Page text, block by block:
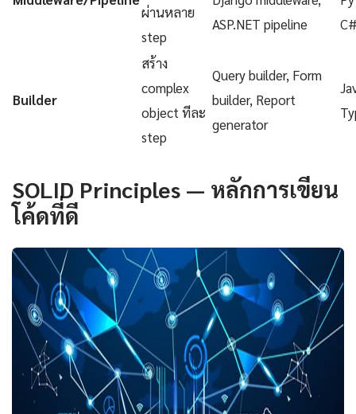
ผ่านหลาย
step
ASP.NET pipeline
Builder
สร้าง
complex
object ทีละ
step
Query builder, Form
builder, Report
generator
SOLID Principles — หลักการเขียน
โค้ดที่ดี